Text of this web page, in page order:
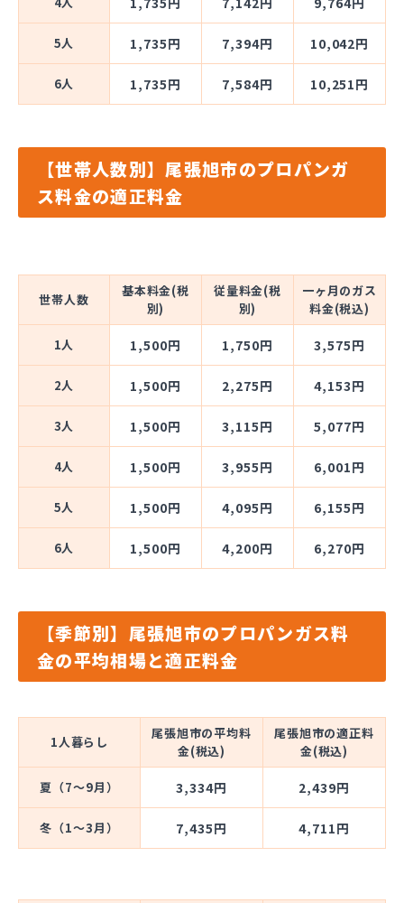
5人 1,735円 7,394円 10,042円
6人 1,735円 7,584円 10,251円
【世帯人数別】尾張旭市のプロパンガ
ス料金の適正料金
世帯人数
基本料金(税
別)
従量料金(税
別)
一ヶ月のガス
料金(税込)
1人 1,500円 1,750円 3,575円
2人 1,500円 2,275円 4,153円
3人 1,500円 3,115円 5,077円
4人 1,500円 3,955円 6,001円
5人 1,500円 4,095円 6,155円
6人 1,500円 4,200円 6,270円
【季節別】尾張旭市のプロパンガス料
金の平均相場と適正料金
1人暮らし
尾張旭市の平均料
金(税込)
尾張旭市の適正料
金(税込)
夏（7～9月） 3,334円 2,439円
冬（1～3月） 7,435円 4,711円